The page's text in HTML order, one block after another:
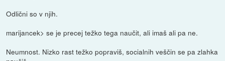
Odlični so v njih.
marijancek> se je precej težko tega naučit, ali imaš ali pa ne.
Neumnost. Nizko rast težko popraviš, socialnih veščin se pa zlahka